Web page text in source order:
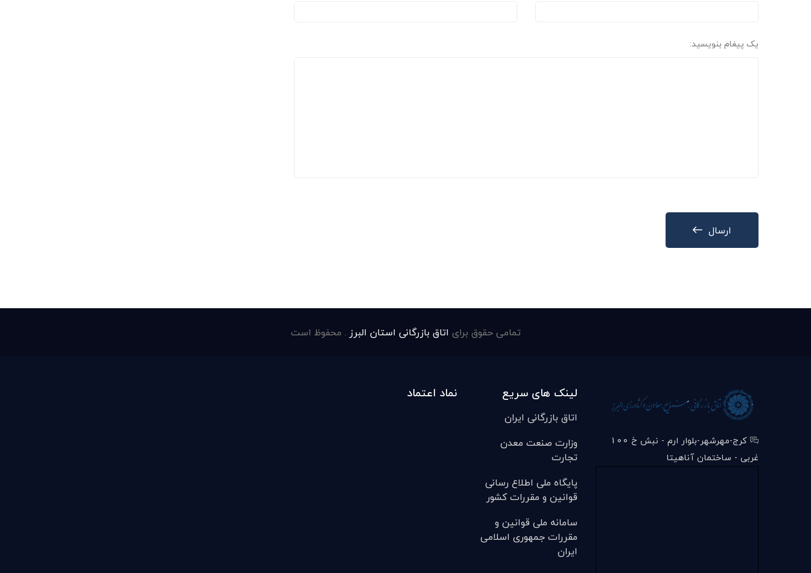
یک پیغام بنویسید:
ارسال
تمامی حقوق برای اتاق بازرگانی استان البرز . محفوظ است
کرج-مهرشهر-بلوار ارم - نبش خ 100
غربی - ساختمان آناهیتا
لینک های سریع
اتاق بازرگانی ایران
وزارت صنعت معدن
تجارت
پایگاه ملی اطلاع رسانی
قوانین و مقررات کشور
سامانه ملی قوانين و
مقررات جمهوری اسلامی
ایران
نماد اعتماد